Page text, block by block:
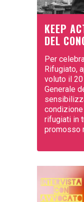
KEEP
DEL
Per
Rifugiato,
voluto il 20
Generale
rifugiati in
promosso